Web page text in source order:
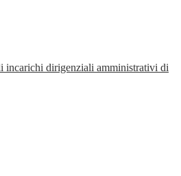
incarichi dirigenziali amministrativi di